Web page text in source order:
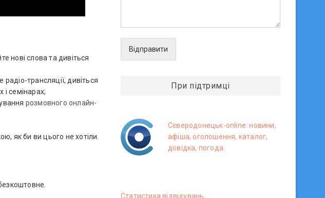
нові слова та дивіться
трансляції, дивіться
і семінарах;
розмовного онлайн-
як би ви цього не хотіли.
Відправити
При підтримці
Сєверодонецьк-online: новини,
афіша, оголошення, каталог,
довідка, погода.
Статистика вiдвiдувань